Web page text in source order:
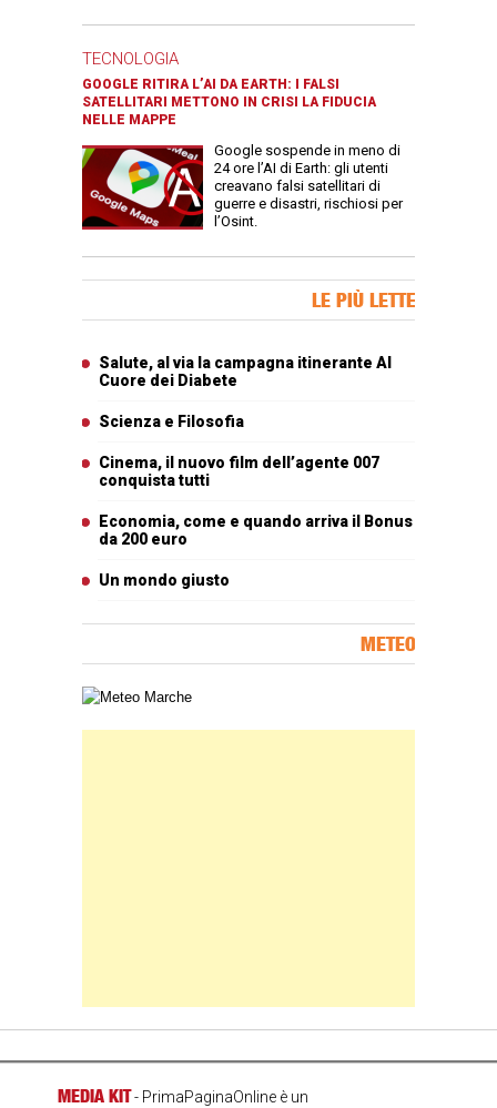
TECNOLOGIA
GOOGLE RITIRA L’AI DA EARTH: I FALSI
SATELLITARI METTONO IN CRISI LA FIDUCIA
NELLE MAPPE
Google sospende in meno di
24 ore l’AI di Earth: gli utenti
creavano falsi satellitari di
guerre e disastri, rischiosi per
l’Osint.
LE PIÙ LETTE
Salute, al via la campagna itinerante Al
Cuore dei Diabete
Scienza e Filosofia
Cinema, il nuovo film dell’agente 007
conquista tutti
Economia, come e quando arriva il Bonus
da 200 euro
Un mondo giusto
METEO
Carta meteorologica delle Marche
MEDIA KIT- PrimaPaginaOnline è un